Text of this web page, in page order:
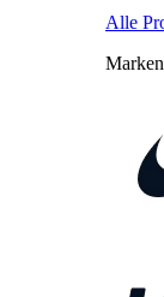
Alle
Marken